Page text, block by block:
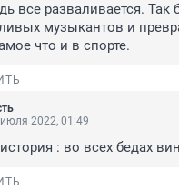
все разваливается.
музыкантов и
что и в спорте.
2022, 01:49
: во всех бедах